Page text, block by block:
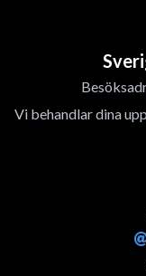
Vi behandlar dina